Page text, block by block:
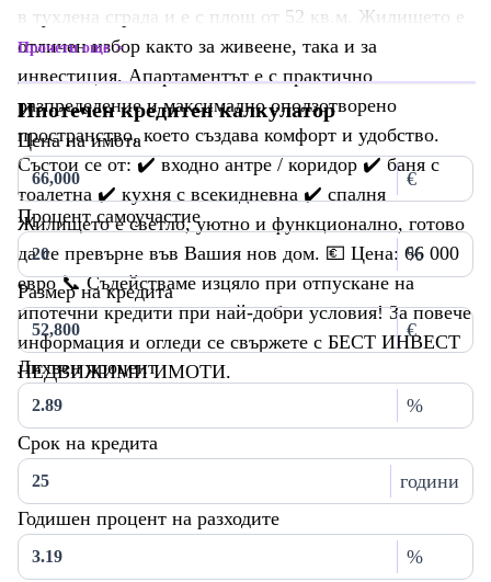
в тухлена сграда и е с площ от 52 кв.м. Жилището е
отличен избор както за живеене, така и за
инвестиция. Апартаментът е с практично
разпределение и максимално оползотворено
пространство, което създава комфорт и удобство.
Състои се от: ✔️ входно антре / коридор ✔️ баня с
тоалетна ✔️ кухня с всекидневна ✔️ спалня
Жилището е светло, уютно и функционално, готово
да се превърне във Вашия нов дом. 💶 Цена: 66 000
евро 📞 Съдействаме изцяло при отпускане на
ипотечни кредити при най-добри условия! За повече
информация и огледи се свържете с БЕСТ ИНВЕСТ
НЕДВИЖИМИ ИМОТИ.
Прочети още
Ипотечен кредитен калкулатор
Цена на имота
€
Процент самоучастие
%
Размер на кредита
€
Лихвен процент
%
Срок на кредита
години
Годишен процент на разходите
%